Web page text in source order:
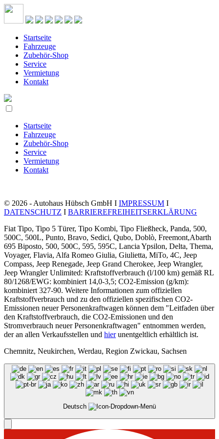
Startseite
Fahrzeuge
Zubehör-Shop
Service
Vermietung
Kontakt
Startseite
Fahrzeuge
Zubehör-Shop
Service
Vermietung
Kontakt
© 2026 - Autohaus Hübsch GmbH I IMPRESSUM I
DATENSCHUTZ I BARRIEREFREIHEITSERKLÄRUNG
Fiat Tipo, Tipo 5 Türer, Tipo Kombi, Tipo Fließheck, Panda, 500,
500C, 500L, Punto, Bravo, Sedici, Qubo, Doblò, Freemont,Abarth
695 Biposto, 500, 500C, 595, 595C, Lancia Ypsilon, Delta, Thema,
Voyager, Flavia, Alfa Romeo Giulia, Giulietta, MiTo, 4C, Jeep
Compass, Jeep Renegade, Jeep Grand Cherokee, Jeep Wrangler,
Jeep Wrangler Unlimited: Kraftstoffverbrauch (l/100 km) gemäß RL
80/1268/EWG: kombiniert 14,0-3,5; CO2-Emission (g/km):
kombiniert 327-90. Weitere Informationen zum offiziellen
Kraftstoffverbrauch und zu den offiziellen spezifischen CO2-
Emissionen neuer Personenkraftwagen können dem "Leitfaden über
den Kraftstoffverbrauch, die CO2-Emissionen und den
Stromverbrauch neuer Personenkraftwagen" entnommen werden,
der an allen Verkaufsstellen und hierunentgeltlich erhältlich ist.
Chemnitz, Neukirchen, Werdau, Region Zwickau, Sachsen
Deutsch